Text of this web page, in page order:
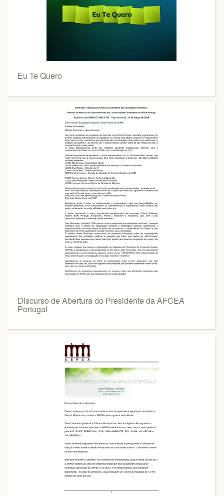
Eu Te Quero
Discurso de Abertura do Presidente da AFCEA
Portugal